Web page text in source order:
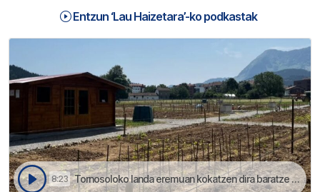
Entzun ‘Lau Haizetara’-ko podkastak
8:23 Tornosoloko landa eremuan kokatzen dira baratze publiko honeek | Lau Haizetara